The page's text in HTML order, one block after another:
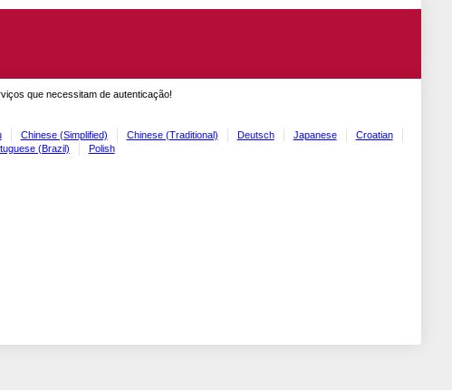
que necessitam de autenticação!
Chinese (Simplified) Chinese (Traditional) Deutsch Japanese
Croatian
(Brazil) Polish